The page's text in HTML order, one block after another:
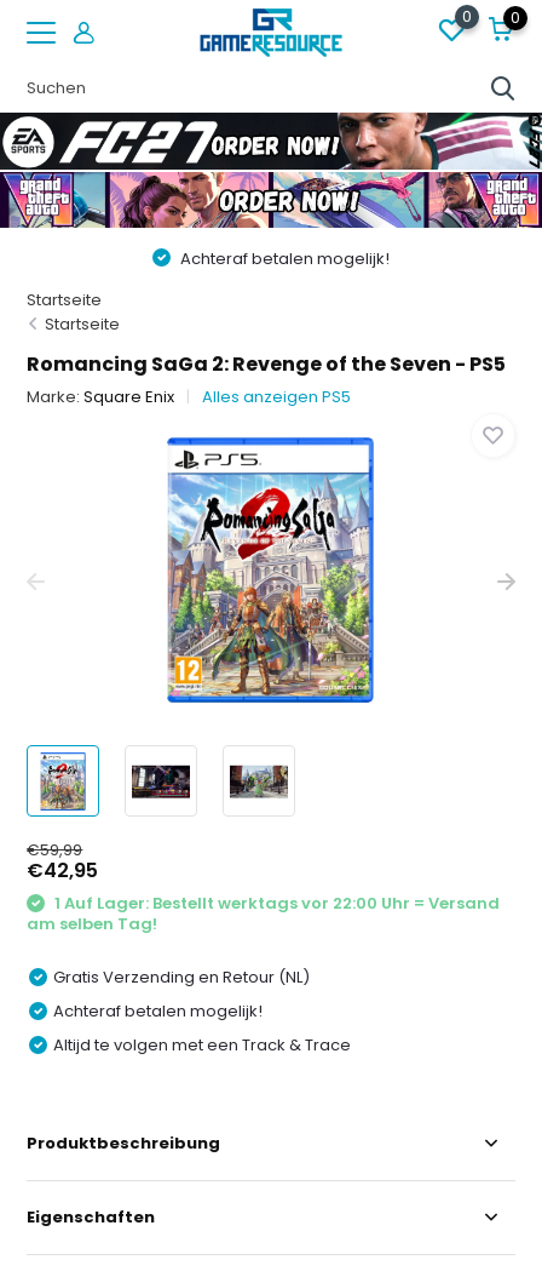
0 0
Achteraf betalen mogelijk!
Startseite
Startseite
Romancing SaGa 2: Revenge of the Seven - PS5
Marke:Square Enix Alles anzeigen PS5
€59,99
€42,95
1 Auf Lager: Bestellt werktags vor 22:00 Uhr = Versand
am selben Tag!
Gratis Verzending en Retour (NL)
Achteraf betalen mogelijk!
Altijd te volgen met een Track & Trace
Produktbeschreibung
Eigenschaften